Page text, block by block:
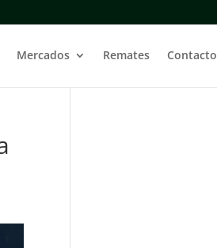
Mercados Remates Contacto